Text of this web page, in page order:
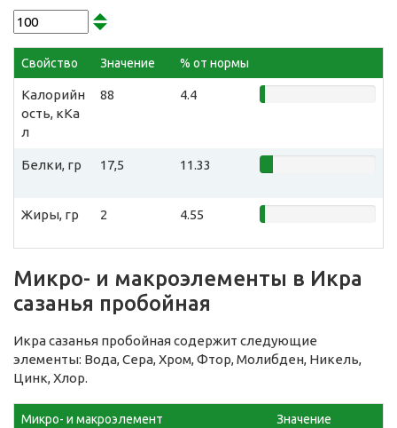
Свойство Значение % от нормы
Калорийн
ость, кКа
л
88 4.4
Белки, гр 17,5 11.33
Жиры, гр 2 4.55
Микро- и макроэлементы в Икра
сазанья пробойная
Икра сазанья пробойная содержит следующие
элементы: Вода, Сера, Хром, Фтор, Молибден, Никель,
Цинк, Хлор.
Микро- и макроэлемент Значение